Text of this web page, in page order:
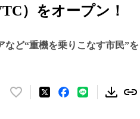
）をオープン！
など“重機を乗りこなす市民”を
い